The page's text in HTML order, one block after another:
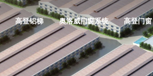
高登铝梯 奥洛威门窗系统 高登门窗